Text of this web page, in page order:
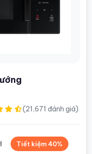
(21,671 đánh giá)
Tiết kiệm 40%